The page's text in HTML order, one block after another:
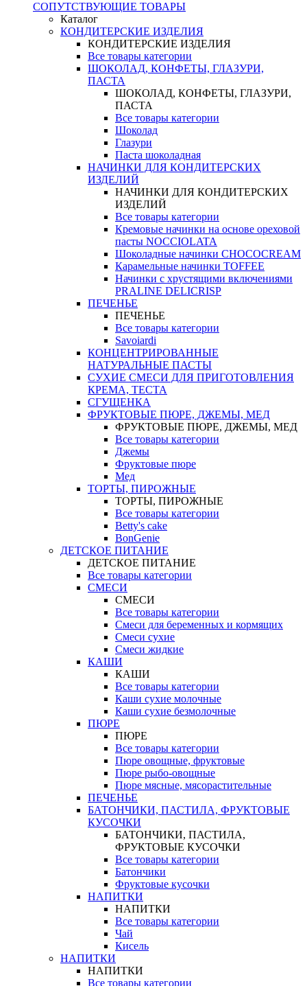
СОПУТСТВУЮЩИЕ ТОВАРЫ
Каталог
КОНДИТЕРСКИЕ ИЗДЕЛИЯ
КОНДИТЕРСКИЕ ИЗДЕЛИЯ
Все товары категории
ШОКОЛАД, КОНФЕТЫ, ГЛАЗУРИ,
ПАСТА
ШОКОЛАД, КОНФЕТЫ, ГЛАЗУРИ,
ПАСТА
Все товары категории
Шоколад
Глазури
Паста шоколадная
НАЧИНКИ ДЛЯ КОНДИТЕРСКИХ
ИЗДЕЛИЙ
НАЧИНКИ ДЛЯ КОНДИТЕРСКИХ
ИЗДЕЛИЙ
Все товары категории
Кремовые начинки на основе ореховой
пасты NOCCIOLATA
Шоколадные начинки CHOCOCREAM
Карамельные начинки TOFFEE
Начинки с хрустящими включениями
PRALINE DELICRISP
ПЕЧЕНЬЕ
ПЕЧЕНЬЕ
Все товары категории
Savoiardi
КОНЦЕНТРИРОВАННЫЕ
НАТУРАЛЬНЫЕ ПАСТЫ
СУХИЕ СМЕСИ ДЛЯ ПРИГОТОВЛЕНИЯ
КРЕМА, ТЕСТА
СГУЩЕНКА
ФРУКТОВЫЕ ПЮРЕ, ДЖЕМЫ, МЕД
ФРУКТОВЫЕ ПЮРЕ, ДЖЕМЫ, МЕД
Все товары категории
Джемы
Фруктовые пюре
Мед
ТОРТЫ, ПИРОЖНЫЕ
ТОРТЫ, ПИРОЖНЫЕ
Все товары категории
Betty's cake
BonGenie
ДЕТСКОЕ ПИТАНИЕ
ДЕТСКОЕ ПИТАНИЕ
Все товары категории
СМЕСИ
СМЕСИ
Все товары категории
Смеси для беременных и кормящих
Смеси сухие
Смеси жидкие
КАШИ
КАШИ
Все товары категории
Каши сухие молочные
Каши сухие безмолочные
ПЮРЕ
ПЮРЕ
Все товары категории
Пюре овощные, фруктовые
Пюре рыбо-овощные
Пюре мясные, мясорастительные
ПЕЧЕНЬЕ
БАТОНЧИКИ, ПАСТИЛА, ФРУКТОВЫЕ
КУСОЧКИ
БАТОНЧИКИ, ПАСТИЛА,
ФРУКТОВЫЕ КУСОЧКИ
Все товары категории
Батончики
Фруктовые кусочки
НАПИТКИ
НАПИТКИ
Все товары категории
Чай
Кисель
НАПИТКИ
НАПИТКИ
Все товары категории